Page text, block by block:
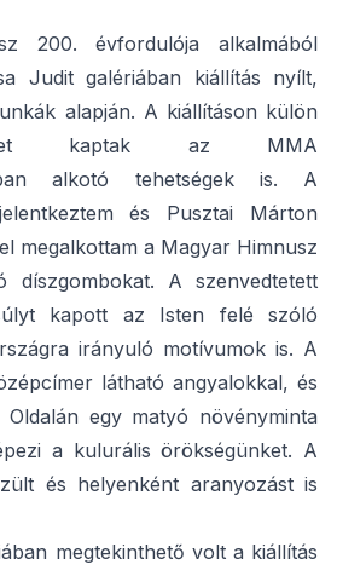
200. évfordulója alkalmából
Judit galériában kiállítás nyílt,
alapján. A kiállításon külön
kaptak az MMA
alkotó tehetségek is. A
és Pusztai Márton
megalkottam a Magyar Himnusz
díszgombokat. A szenvedtetett
kapott az Isten felé szóló
irányuló motívumok is. A
látható angyalokkal, és
egy matyó növényminta
a kulurális örökségünket. A
és helyenként aranyozást is
megtekinthető volt a kiállítás